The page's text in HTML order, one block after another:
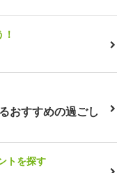
おすすめの過ごし
トを探す